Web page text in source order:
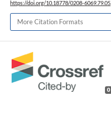
https://doi.org/10.18778/0208-6069.79.05
More Citation Formats
0